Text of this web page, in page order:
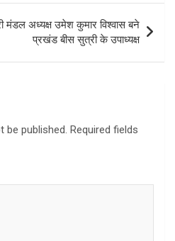
मंडल अध्यक्ष उमेश कुमार विश्वास बने
प्रखंड बीस सुत्री के उपाध्यक्ष
be published. Required fields